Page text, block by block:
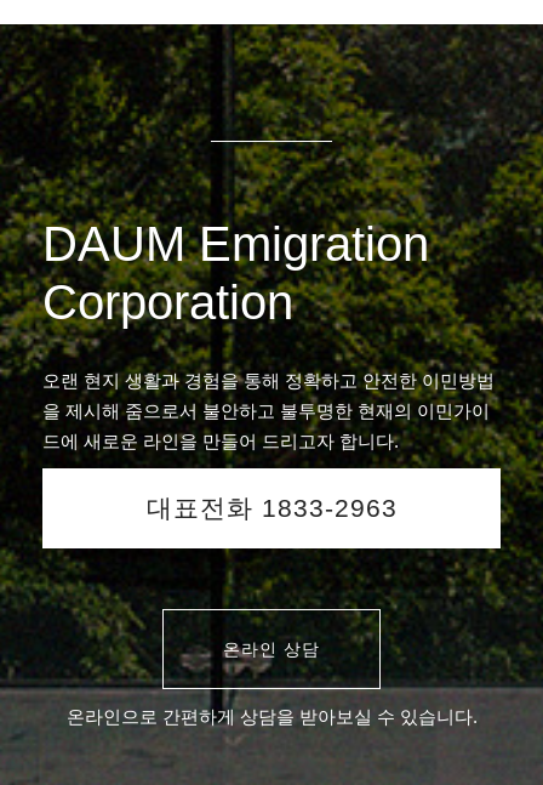
DAUM Emigration
Corporation
오랜 현지 생활과 경험을 통해 정확하고 안전한 이민방법
을 제시해 줌으로서 불안하고 불투명한 현재의 이민가이
드에 새로운 라인을 만들어 드리고자 합니다.
대표전화 1833-2963
온라인 상담
온라인으로 간편하게 상담을 받아보실 수 있습니다.